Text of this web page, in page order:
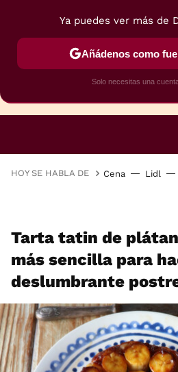
HOY SE HABLA DE Cena Lidl
Tarta tatin de
más sencilla para
deslumbrante
Ya puedes ver más de
Añádenos como
Solo necesitas una